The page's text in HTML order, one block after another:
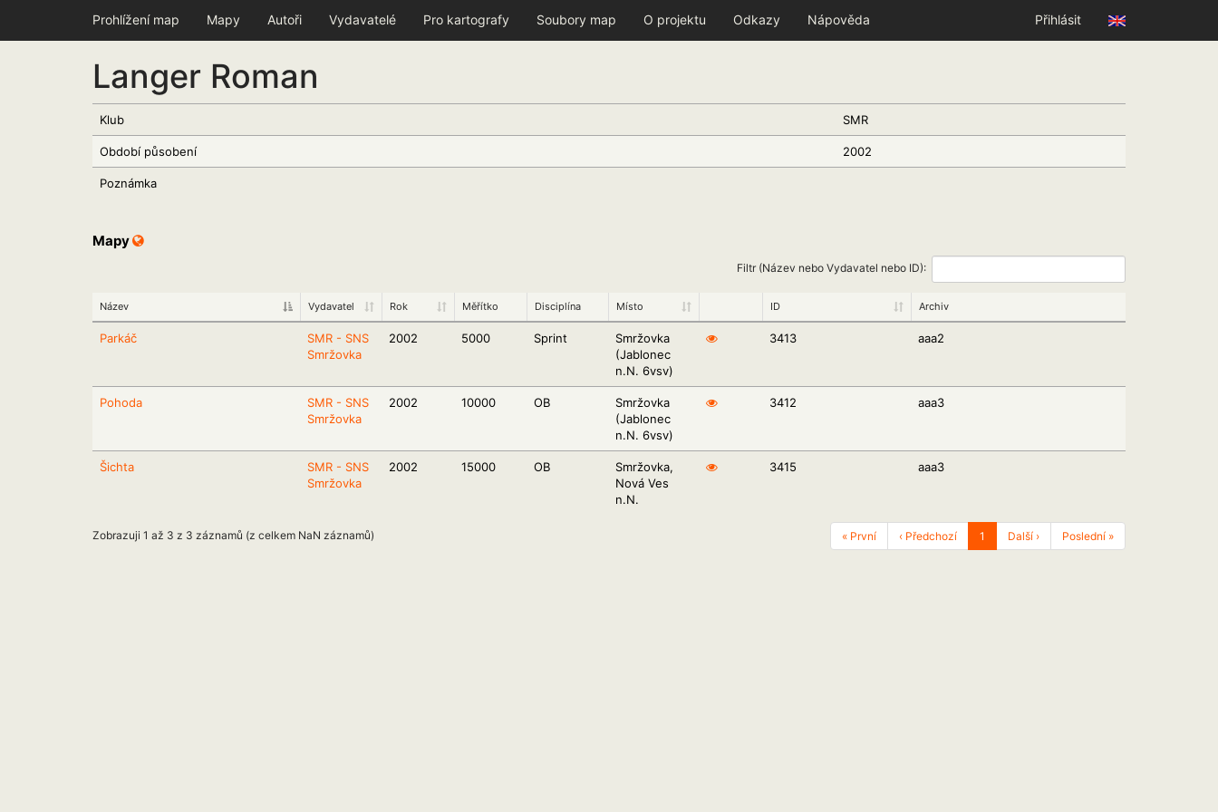
Prohlížení map Mapy Autoři Vydavatelé Pro kartografy Soubory map O projektu Odkazy Nápověda Přihlásit
Langer Roman
Klub SMR
Období působení 2002
Poznámka
Mapy
Filtr (Název nebo Vydavatel nebo ID):
Název Vydavatel Rok Měřítko Disciplína Místo ID Archiv
Parkáč
SMR - SNS
Smržovka
2002 5000 Sprint
Smržovka
(Jablonec
n.N. 6vsv)
3413 aaa2
Pohoda
SMR - SNS
Smržovka
2002 10000 OB
Smržovka
(Jablonec
n.N. 6vsv)
3412 aaa3
Šichta
SMR - SNS
Smržovka
2002 15000 OB
Smržovka,
Nová Ves
n.N.
3415 aaa3
Zobrazuji 1 až 3 z 3 záznamů (z celkem NaN záznamů) « První ‹ Předchozí 1 Další › Poslední »